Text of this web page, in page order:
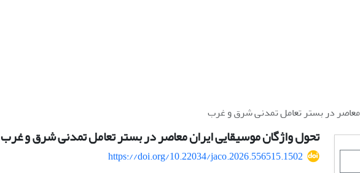
معاصر در بستر تعامل تمدنی شرق و غرب
تحول واژگان موسیقایی ایران معاصر در بستر تعامل تمدنی شرق و غرب
https://doi.org/10.22034/jaco.2026.556515.1502